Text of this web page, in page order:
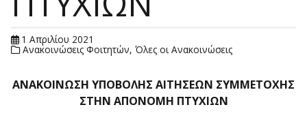
1 Απριλίου 2021
Ανακοινώσεις Φοιτητών,Όλες οι Ανακοινώσεις
ΑΝΑΚΟΙΝΩΣΗ ΥΠΟΒΟΛΗΣ ΑΙΤΗΣΕΩΝ ΣΥΜΜΕΤΟΧΗΣ
ΣΤΗΝ ΑΠΟΝΟΜΗ ΠΤΥΧΙΩΝ